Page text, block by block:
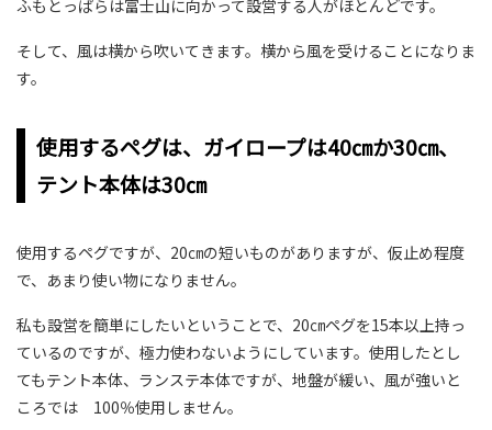
ふもとっぱらは富士山に向かって設営する人がほとんどです。
そして、風は横から吹いてきます。横から風を受けることになりま
す。
使用するペグは、ガイロープは40㎝か30㎝、
テント本体は30㎝
使用するペグですが、20㎝の短いものがありますが、仮止め程度
で、あまり使い物になりません。
私も設営を簡単にしたいということで、20㎝ペグを15本以上持っ
ているのですが、極力使わないようにしています。使用したとし
てもテント本体、ランステ本体ですが、地盤が緩い、風が強いと
ころでは 100％使用しません。